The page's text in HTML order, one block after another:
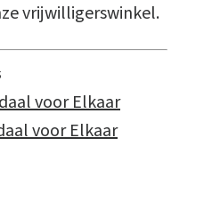
vrijwilligerswinkel.
voor Elkaar
voor Elkaar